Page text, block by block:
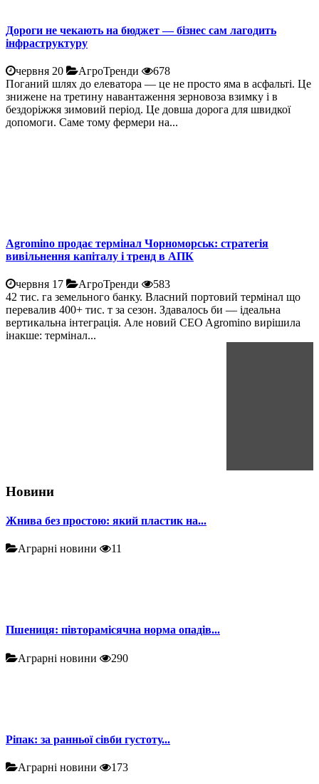
Дороги не чекають на бюджет — бізнес сам лагодить
інфраструктуру
червня 20 АгроТренди
678
Поганий шлях до елеватора — це не просто яма в асфальті. Це
знижене на третину навантаження зерновоза взимку і в
бездоріжжя зимовий період. Це довша дорога для швидкої
допомоги. Саме тому фермери на...
Agromino продає термінал Чорноморськ: стратегія
вивільнення капіталу і тренд в АПК
червня 17 АгроТренди
583
42 тис. га земельного банку. Власний портовий термінал що
перевалив 400+ тис. т за сезон. Здавалось би — ідеальна
вертикальна інтеграція. Але новий CEO Agromino вирішила
інакше: термінал...
Новини
Жнива без простою: який пластик на...
Аграрні новини 11
Пшениця: півторамісячна норма опадів...
Аграрні новини 290
Ріпак: за ранньої сівби густоту...
Аграрні новини 173